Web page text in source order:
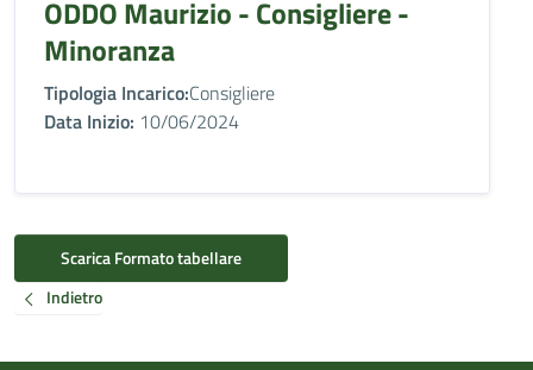
ODDO Maurizio - Consigliere -
Minoranza
Tipologia Incarico:Consigliere
Data Inizio: 10/06/2024
Scarica Formato tabellare
Indietro